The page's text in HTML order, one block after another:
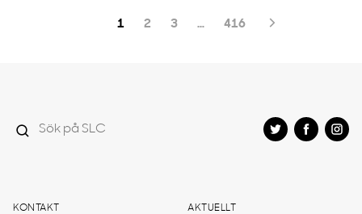
1 2 3 … 416
KONTAKT AKTUELLT